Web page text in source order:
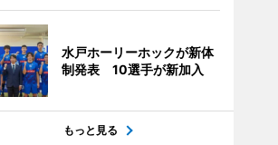
水戸ホーリーホックが新体
制発表 10選手が新加入
もっと見る